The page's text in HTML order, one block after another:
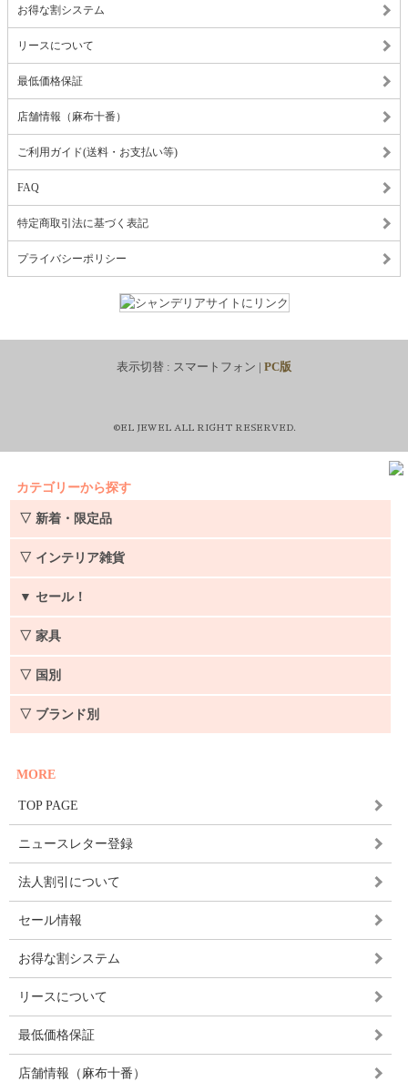
お得な割システム
リースについて
最低価格保証
店舗情報（麻布十番）
ご利用ガイド(送料・お支払い等)
FAQ
特定商取引法に基づく表記
プライバシーポリシー
表示切替 : スマートフォン | PC版
©EL JEWEL ALL RIGHT RESERVED.
カテゴリーから探す
▽ 新着・限定品
▽ インテリア雑貨
▼ セール！
▽ 家具
▽ 国別
▽ ブランド別
MORE
TOP PAGE
ニュースレター登録
法人割引について
セール情報
お得な割システム
リースについて
最低価格保証
店舗情報（麻布十番）